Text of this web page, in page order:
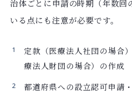
治体ごとに申請の時期（年数回
いる点にも注意が必要です。
定款（医療法人社団の場合
療法人財団の場合）の作成
都道府県への設立認可申請